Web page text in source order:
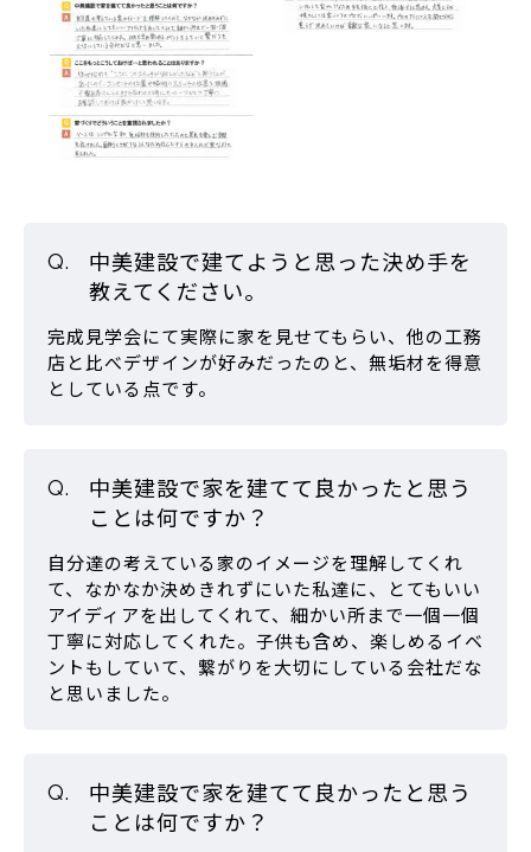
中美建設で建てようと思った決め手を
教えてください。
完成見学会にて実際に家を見せてもらい、他の工務
店と比べデザインが好みだったのと、無垢材を得意
としている点です。
中美建設で家を建てて良かったと思う
ことは何ですか？
自分達の考えている家のイメージを理解してくれ
て、なかなか決めきれずにいた私達に、とてもいい
アイディアを出してくれて、細かい所まで一個一個
丁寧に対応してくれた。子供も含め、楽しめるイベ
ントもしていて、繋がりを大切にしている会社だな
と思いました。
中美建設で家を建てて良かったと思う
ことは何ですか？